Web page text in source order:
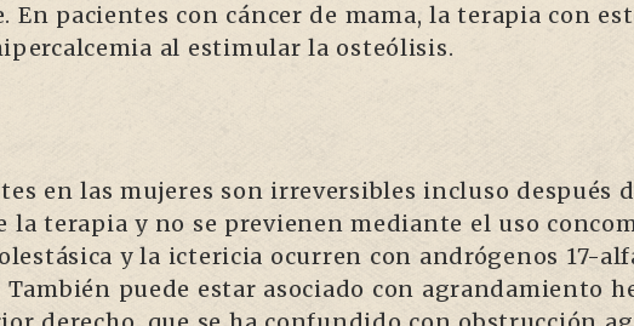
En pacientes con cáncer de mama, la terapia con
al estimular la osteólisis.
en las mujeres son irreversibles incluso después
terapia y no se previenen mediante el uso
y la ictericia ocurren con andrógenos 17-
puede estar asociado con agrandamiento